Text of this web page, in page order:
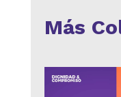
Más